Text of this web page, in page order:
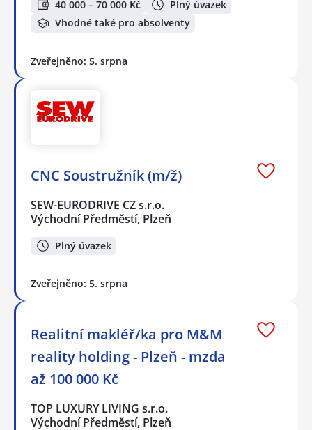
40 000 – 70 000 Kč
Plný úvazek
Vhodné také pro absolventy
Zveřejněno: 5. srpna
CNC Soustružník (m/ž)
SEW-EURODRIVE CZ s.r.o.
Východní Předměstí, Plzeň
Plný úvazek
Zveřejněno: 5. srpna
Realitní makléř/ka pro M&M
reality holding - Plzeň - mzda
až 100 000 Kč
TOP LUXURY LIVING s.r.o.
Východní Předměstí, Plzeň